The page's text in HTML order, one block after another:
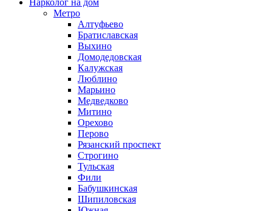
Нарколог на дом
Метро
Алтуфьево
Братиславская
Выхино
Домодедовская
Калужская
Люблино
Марьино
Медведково
Митино
Орехово
Перово
Рязанский проспект
Строгино
Тульская
Фили
Бабушкинская
Шипиловская